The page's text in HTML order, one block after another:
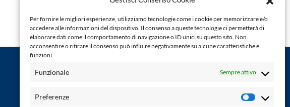
Per fornire le migliori esperienze, utilizziamo tecnologie come i cookie per memorizzare e/o
accedere alle informazioni del dispositivo. Il consenso a queste tecnologie ci permetterà di
elaborare dati come il comportamento di navigazione o ID unici su questo sito. Non
acconsentire o ritirare il consenso può influire negativamente su alcune caratteristiche e
funzioni.
Funzionale Sempre attivo
Preferenze